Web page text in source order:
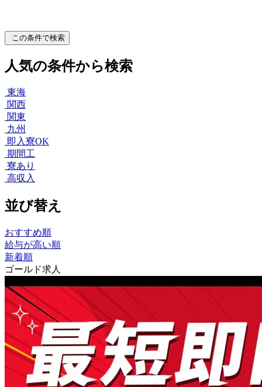
この条件で検索
人気の条件から検索
東海
関西
関東
九州
即入寮OK
期間工
寮あり
高収入
並び替え
おすすめ順
給与が高い順
新着順
ゴールド求人